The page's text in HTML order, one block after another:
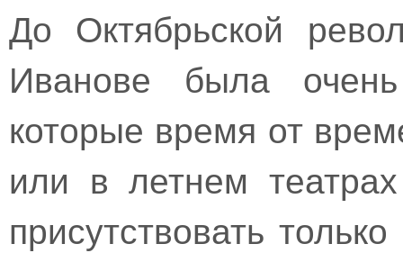
До Октябрьской
Иванове была
которые время от
или в летнем
присутствовать